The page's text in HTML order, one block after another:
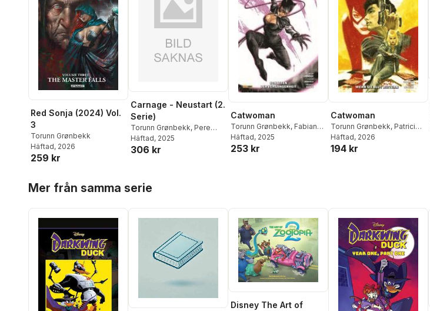
Red Sonja (2024) Vol.
3
Torunn Grønbekk
Häftad, 2026
259 kr
Carnage - Neustart (2.
Serie)
Torunn Grønbekk, Pere
Pérez,Al Ewing
Ferreyra,
Häftad, 2025
306 kr
Catwoman
Torunn Grønbekk, Fabiana
Mascolo,Marianna Ignazzi
Häftad, 2025
253 kr
Catwoman
Torunn Grønbekk, Patricio
Delpeche,Danilo Beyruth
Häftad, 2026
194 kr
Mer från samma serie
Disney The Art of